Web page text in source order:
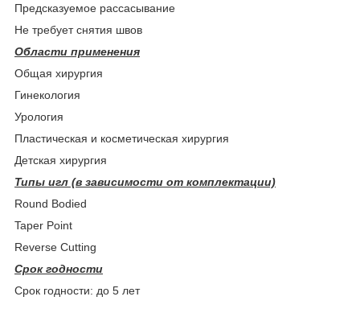
Предсказуемое рассасывание
Не требует снятия швов
Области применения
Общая хирургия
Гинекология
Урология
Пластическая и косметическая хирургия
Детская хирургия
Типы игл (в зависимости от комплектации)
Round Bodied
Taper Point
Reverse Cutting
Срок годности
Срок годности: до 5 лет